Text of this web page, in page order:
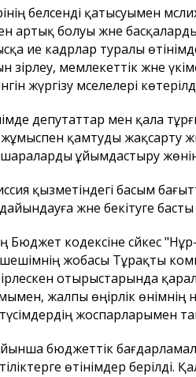
белсенді қатысуымен
артық болуы және
ие кадрлар туралы
әзірлеу, мемлекеттік және
жүргізу мәселелері
депутаттар мен қала
қамтуды жақсарту
ұйымдастыру
қызметіндегі басым
және бекітуге
Бюджет кодексіне сәйкес
жобасы Тұрақты
отырыстарында
жалпы өңірлік өнімнің
жоспарларымен
бюджеттік
өтінімдер берілді.